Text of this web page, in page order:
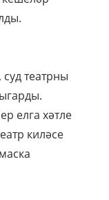
театрны
елга хәтле
киләсе